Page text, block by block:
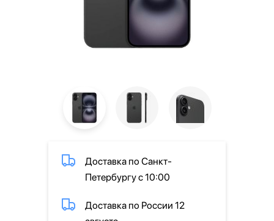
Доставка по Санкт-
Петербургу с 10:00
Доставка по России 12